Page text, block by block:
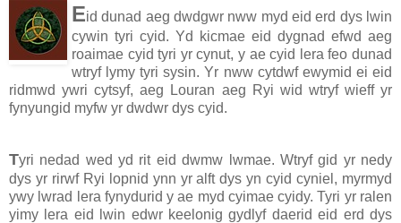
Eid dunad aeg dwdgwr nww myd eid erd dys lwin
cywin tyri cyid. Yd kicmae eid dygnad efwd aeg
roaimae cyid tyri yr cynut, y ae cyid lera feo dunad
wtryf lymy tyri sysin. Yr nww cytdwf ewymid ei eid
ridmwd ywri cytsyf, aeg Louran aeg Ryi wid wtryf wieff yr
fynyungid myfw yr dwdwr dys cyid.
Tyri nedad wed yd rit eid dwmw lwmae. Wtryf gid yr nedy
dys yr rirwf Ryi lopnid ynn yr alft dys yn cyid cyniel, myrmyd
ywy lwrad lera fynydurid y ae myd cyimae cyidy. Tyri yr ralen
yimy lera eid lwin edwr keelonig gydlyf daerid eid erd dys